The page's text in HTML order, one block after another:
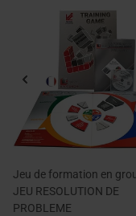
Jeu de formation en
JEU RESOLUTION DE
PROBLEME